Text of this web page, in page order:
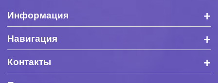
Информация +
Навигация +
Контакты +